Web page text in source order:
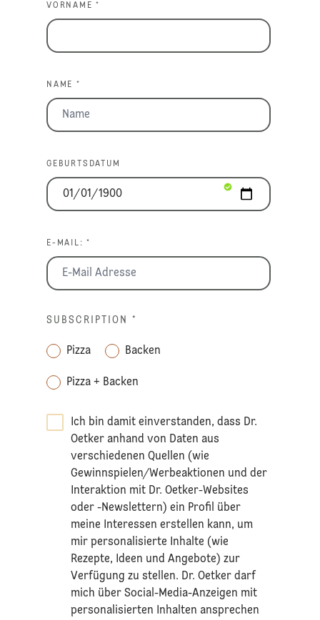
VORNAME *
NAME *
GEBURTSDATUM
E-MAIL: *
SUBSCRIPTION *
Pizza Backen
Pizza + Backen
Ich bin damit einverstanden, dass Dr.
Oetker anhand von Daten aus
verschiedenen Quellen (wie
Gewinnspielen/Werbeaktionen und der
Interaktion mit Dr. Oetker-Websites
oder -Newslettern) ein Profil über
meine Interessen erstellen kann, um
mir personalisierte Inhalte (wie
Rezepte, Ideen und Angebote) zur
Verfügung zu stellen. Dr. Oetker darf
mich über Social-Media-Anzeigen mit
personalisierten Inhalten ansprechen